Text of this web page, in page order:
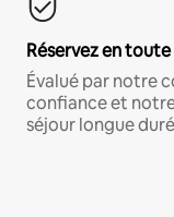
Réservez en
Évalué par notre
confiance et
séjour longue